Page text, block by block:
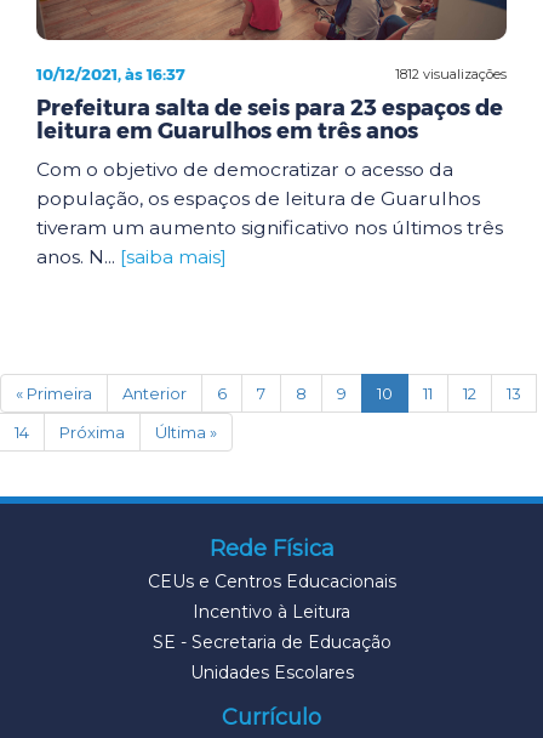
1812 visualizações
10/12/2021, às 16:37
Prefeitura salta de seis para 23 espaços de
leitura em Guarulhos em três anos
Com o objetivo de democratizar o acesso da
população, os espaços de leitura de Guarulhos
tiveram um aumento significativo nos últimos três
anos. N... [saiba mais]
« Primeira Anterior 6 7 8 9 10 (current)
11 12
13
14
Próxima Última »
Rede Física
CEUs e Centros Educacionais
Incentivo à Leitura
SE - Secretaria de Educação
Unidades Escolares
Currículo